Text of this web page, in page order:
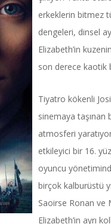
erkeklerin bitmez
dengeleri, dinsel
Elizabeth’in
son derece kaotik
Tiyatro kökenli
sinemaya taşınan
atmosferi
etkileyici bir 16.
oyuncu
birçok kalburüstü
Saoirse Ronan ve
Elizabeth’in ayrı